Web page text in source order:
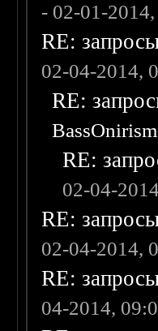
- 02-01-
RE:
02-04-2014,
RE:
BassOnirism
RE:
02-04-
RE:
02-04-2014,
RE:
04-2014,